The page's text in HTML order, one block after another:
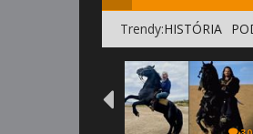
Trendy:HISTÓRIA